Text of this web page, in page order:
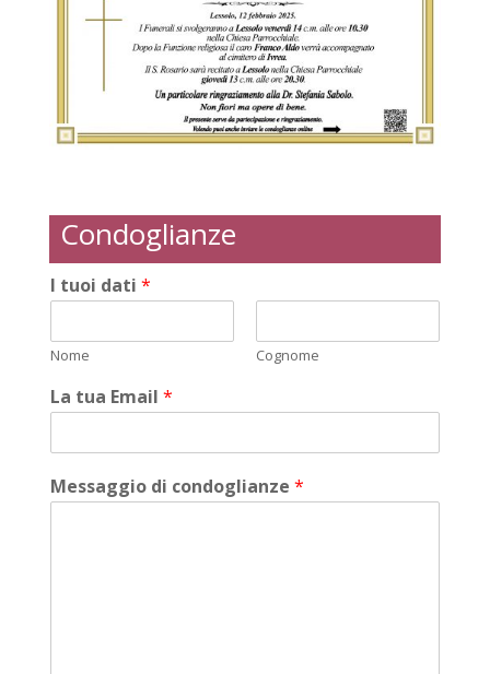
Condoglianze
I tuoi dati *
Nome Cognome
La tua Email *
Messaggio di condoglianze *